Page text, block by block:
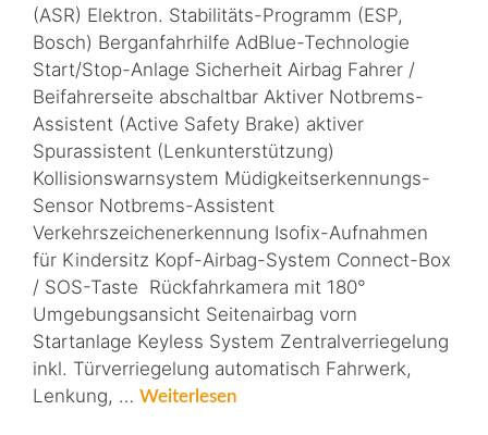
(ASR) Elektron. Stabilitäts-Programm (ESP,
Bosch) Berganfahrhilfe AdBlue-Technologie
Start/Stop-Anlage Sicherheit Airbag Fahrer /
Beifahrerseite abschaltbar Aktiver Notbrems-
Assistent (Active Safety Brake) aktiver
Spurassistent (Lenkunterstützung)
Kollisionswarnsystem Müdigkeitserkennungs-
Sensor Notbrems-Assistent
Verkehrszeichenerkennung Isofix-Aufnahmen
für Kindersitz Kopf-Airbag-System Connect-Box
/ SOS-Taste Rückfahrkamera mit 180°
Umgebungsansicht Seitenairbag vorn
Startanlage Keyless System Zentralverriegelung
inkl. Türverriegelung automatisch Fahrwerk,
Lenkung, … Weiterlesen